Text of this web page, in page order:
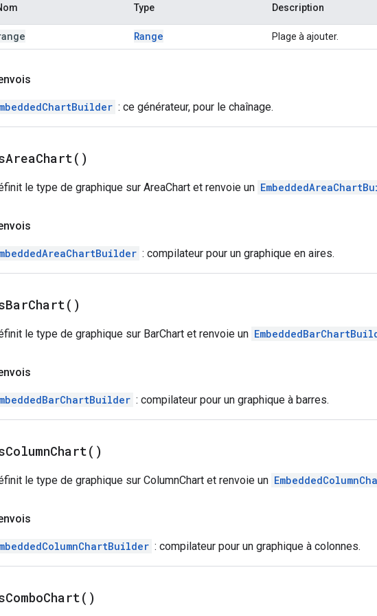
Type Description
Range Plage à ajouter.
: ce générateur, pour le chaînage.
AreaChart( )
le type de graphique sur AreaChart et renvoie un
: compilateur pour un graphique en aires.
BarChart( )
le type de graphique sur BarChart et renvoie un
: compilateur pour un graphique à barres.
ColumnChart( )
le type de graphique sur ColumnChart et renvoie un
: compilateur pour un graphique à colonnes.
ComboChart( )